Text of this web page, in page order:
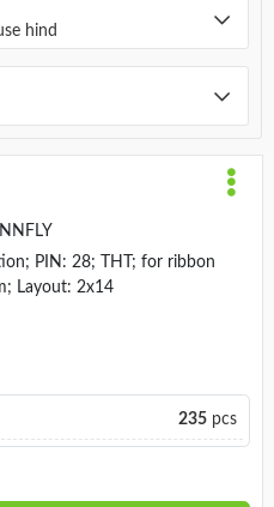
hind
PIN: 28; THT; for ribbon
Layout: 2x14
235pcs